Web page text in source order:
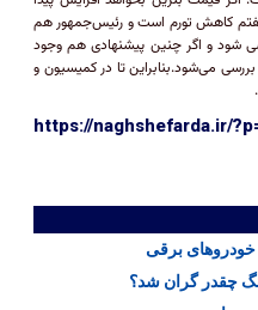
هفتم کاهش تورم است و رئیس‌جمهور هم
شود و اگر چنین پیشنهادی هم وجود
می‌شود.بنابراین تا در کمیسیون و
https://naghshefarda.ir/
خودروهای برقی
چقدر گران‌ شد؟